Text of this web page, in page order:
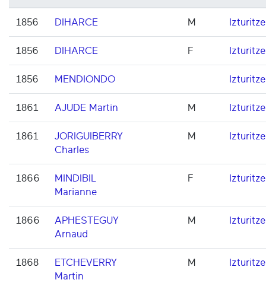
1856 DIHARCE M Izturitze
1856 DIHARCE F Izturitze
1856 MENDIONDO Izturitze
1861 AJUDE Martin M Izturitze
1861
JORIGUIBERRY
Charles
M Izturitze
1866
MINDIBIL
Marianne
F Izturitze
1866
APHESTEGUY
Arnaud
M Izturitze
1868
ETCHEVERRY
Martin
M Izturitze